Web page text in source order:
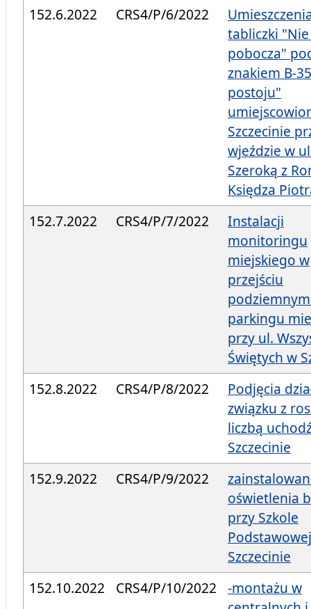
152.6.2022
CRS4/P/6/2022
tabliczki
pobocza"
znakiem B-
postoju"
Szczecinie
wjeździe w
Szeroką z
Księdza
152.7.2022
CRS4/P/7/2022
Instalacji
monitoringu
miejskiego w
przejściu
parkingu
przy ul.
Świętych w
152.8.2022
CRS4/P/8/2022
Podjęcia
związku z
liczbą
Szczecinie
152.9.2022
CRS4/P/9/2022
oświetlenia
przy Szkole
Szczecinie
152.10.2022
CRS4/P/10/2022
-montażu w